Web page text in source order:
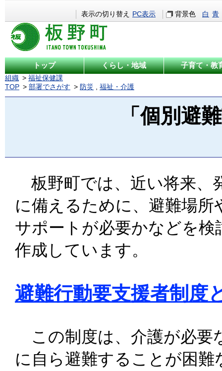
表示の切り替え PC表示 背景色 白 青
トップ くらし・地域 子育て・教
組織
福祉保健課
TOP
部署でさがす 防災 , 福祉・介護
「個別避
板野町では、近い将来、
に備えるために、避難場
サポートが必要かなどを
作成しています。
避難行動要支援者制度
この制度は、介護が必要
に自ら避難することが困